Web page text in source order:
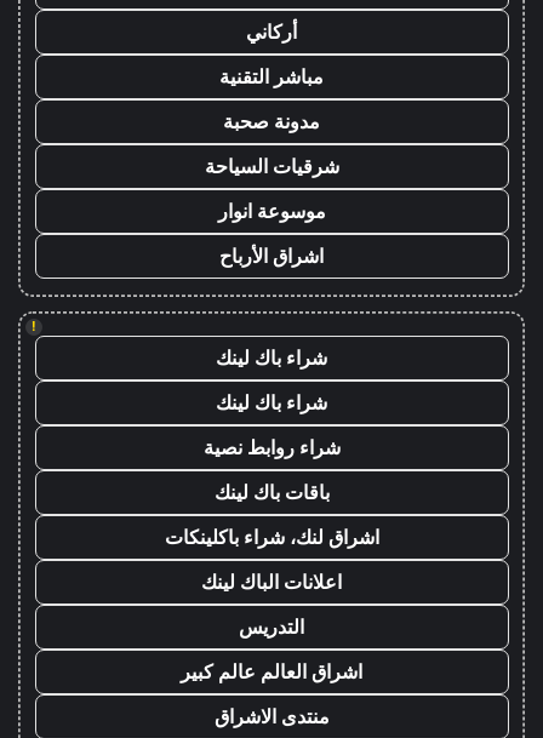
أركاني
مباشر التقنية
مدونة صحبة
شرقيات السياحة
موسوعة انوار
اشراق الأرباح
!
شراء باك لينك
شراء باك لينك
شراء روابط نصية
باقات باك لينك
اشراق لنك، شراء باكلينكات
اعلانات الباك لينك
التدريس
اشراق العالم عالم كبير
منتدى الاشراق